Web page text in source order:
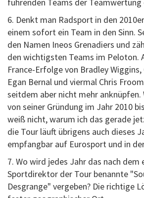
6. Denkt man Radsport in den
einem sofort ein Team in den Sinn.
den Namen Ineos Grenadiers und
den wichtigsten Teams im Peloton.
France-Erfolge von Bradley
Egan Bernal und viermal Chris
seitdem aber nicht mehr anknüpfen.
von seiner Gründung im Jahr 2010
weiß nicht, warum ich das gerade
die Tour läuft übrigens auch dieses
empfangbar auf Eurosport und in
7. Wo wird jedes Jahr das nach dem
Sportdirektor der Tour benannte
Desgrange" vergeben? Die richtige